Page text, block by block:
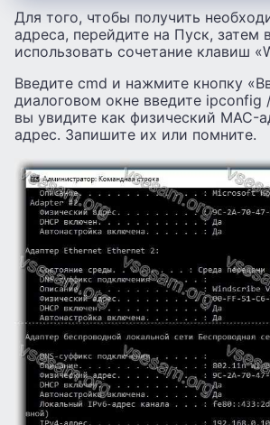
Для того, чтобы получить
адреса, перейдите на Пуск, затем
использовать сочетание клавиш
Введите cmd и нажмите кнопку
диалоговом окне введите ipconfig
вы увидите как физический MAC-
адрес. Запишите их или помните.